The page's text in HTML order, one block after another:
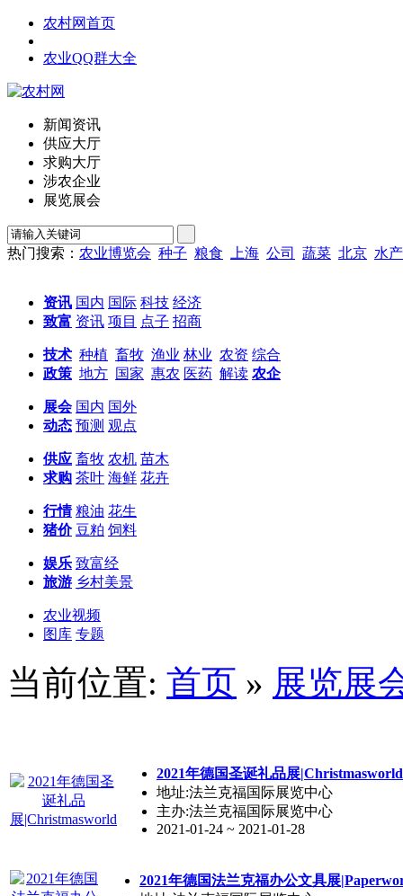
农村网首页
农业QQ群大全
新闻资讯
供应大厅
求购大厅
涉农企业
展览展会
热门搜索： 农业博览会 种子 粮食 上海 公司 蔬菜 北京 水产
资讯 国内 国际 科技 经济
致富 资讯 项目 点子 招商
技术 种植 畜牧 渔业 林业 农资 综合
政策 地方 国家 惠农 医药 解读 农企
展会 国内 国外
动态 预测 观点
供应 畜牧 农机 苗木
求购 茶叶 海鲜 花卉
行情 粮油 花生
猪价 豆粕 饲料
娱乐 致富经
旅游 乡村美景
农业视频
图库 专题
当前位置: 首页 » 展览展
2021年德国圣诞礼品展|Christmasworld
地址:法兰克福国际展览中心
主办:法兰克福国际展览中心
2021-01-24 ~ 2021-01-28
2021年德国法兰克福办公文具展